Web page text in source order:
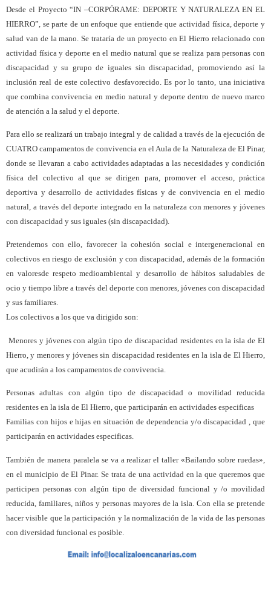
Desde el Proyecto “IN –CORPÓRAME: DEPORTE Y NATURALEZA EN EL
HIERRO”, se parte de un enfoque que entiende que actividad física, deporte y
salud van de la mano. Se trataría de un proyecto en El Hierro relacionado con
actividad física y deporte en el medio natural que se realiza para personas con
discapacidad y su grupo de iguales sin discapacidad, promoviendo así la
inclusión real de este colectivo desfavorecido. Es por lo tanto, una iniciativa
que combina convivencia en medio natural y deporte dentro de nuevo marco
de atención a la salud y el deporte.
Para ello se realizará un trabajo integral y de calidad a través de la ejecución de
CUATRO campamentos de convivencia en el Aula de la Naturaleza de El Pinar,
donde se llevaran a cabo actividades adaptadas a las necesidades y condición
física del colectivo al que se dirigen para, promover el acceso, práctica
deportiva y desarrollo de actividades físicas y de convivencia en el medio
natural, a través del deporte integrado en la naturaleza con menores y jóvenes
con discapacidad y sus iguales (sin discapacidad).
Pretendemos con ello, favorecer la cohesión social e intergeneracional en
colectivos en riesgo de exclusión y con discapacidad, además de la formación
en valoresde respeto medioambiental y desarrollo de hábitos saludables de
ocio y tiempo libre a través del deporte con menores, jóvenes con discapacidad
y sus familiares.
Los colectivos a los que va dirigido son:
Menores y jóvenes con algún tipo de discapacidad residentes en la isla de El
Hierro, y menores y jóvenes sin discapacidad residentes en la isla de El Hierro,
que acudirán a los campamentos de convivencia.
Personas adultas con algún tipo de discapacidad o movilidad reducida
residentes en la isla de El Hierro, que participarán en actividades especificas
Familias con hijos e hijas en situación de dependencia y/o discapacidad , que
participarán en actividades especificas.
También de manera paralela se va a realizar el taller «Bailando sobre ruedas»,
en el municipio de El Pinar. Se trata de una actividad en la que queremos que
participen personas con algún tipo de diversidad funcional y /o movilidad
reducida, familiares, niños y personas mayores de la isla. Con ella se pretende
hacer visible que la participación y la normalización de la vida de las personas
con diversidad funcional es posible.